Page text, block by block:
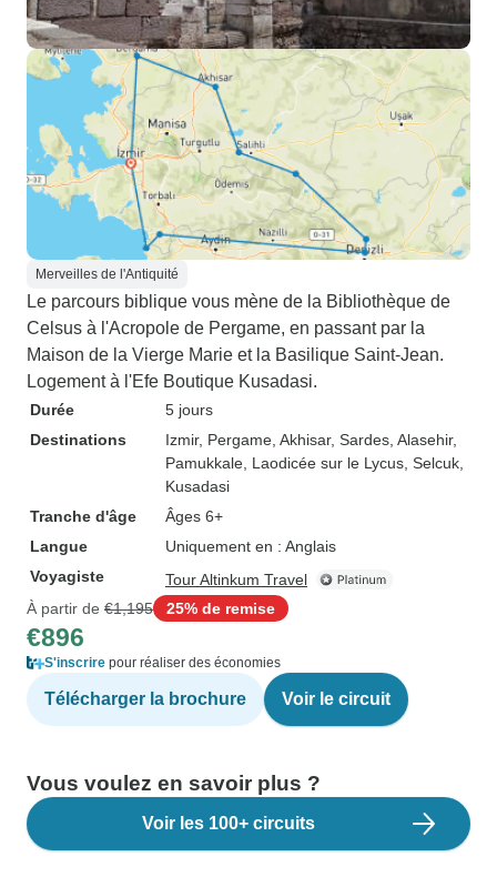
Merveilles de l'Antiquité
Le parcours biblique vous mène de la Bibliothèque de
Celsus à l'Acropole de Pergame, en passant par la
Maison de la Vierge Marie et la Basilique Saint-Jean.
Logement à l'Efe Boutique Kusadasi.
Durée
5 jours
Destinations
Izmir, Pergame , Akhisar, Sardes , Alasehir,
Pamukkale , Laodicée sur le Lycus , Selcuk
Kusadasi
Tranche d'âge
Âges 6+
Langue
Uniquement en : Anglais
Voyagiste
Tour Altinkum Travel
À partir de €1,195 25% de remise
€896
S'inscrire pour réaliser des économies
Télécharger la brochure Voir le circuit
Vous voulez en savoir plus ?
Voir les 100+ circuits